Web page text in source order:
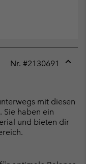
Nr. #2130691
mit diesen
Sie haben ein
und bieten dir